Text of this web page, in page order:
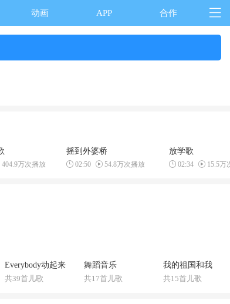
动画 APP 合作
404.9万次播放
摇到外婆桥
02:50 54.8万次播放
放学歌
02:34 15.5万
Everybody动起来
共39首儿歌
舞蹈音乐
共17首儿歌
我的祖国和我
共15首儿歌